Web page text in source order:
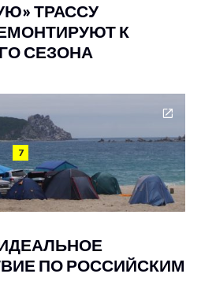
ТРАССУ
К
СЕЗОНА
7
ПО РОССИЙСКИМ